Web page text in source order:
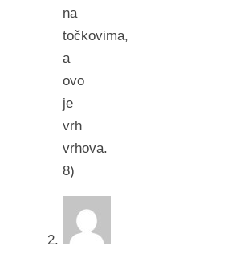
na
točkovima,
a
ovo
je
vrh
vrhova.
8)